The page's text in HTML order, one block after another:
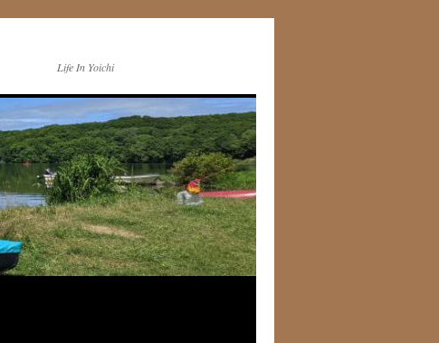
Life In Yoichi